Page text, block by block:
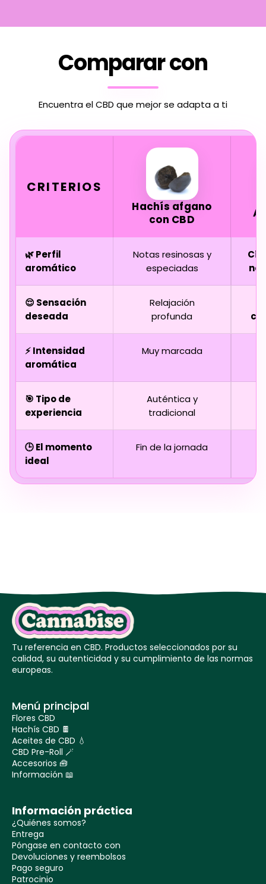
Comparar con
Encuentra el CBD que mejor se adapta a ti
CRITERIOS
Hachís afgano
con CBD
🌿 Perfil
aromático
Notas resinosas y
especiadas
😌 Sensación
deseada
Relajación
profunda
⚡ Intensidad
aromática
Muy marcada
🎯 Tipo de
experiencia
Auténtica y
tradicional
🕒 El momento
ideal
Fin de la jornada
Tu referencia en CBD. Productos seleccionados por su
calidad, su autenticidad y su cumplimiento de las normas
europeas.
Menú principal
Flores CBD
Hachís CBD 🍫
Aceites de CBD 💧
CBD Pre-Roll 🪄
Accesorios 🧰
Información 📖
Información práctica
¿Quiénes somos?
Entrega
Póngase en contacto con
Devoluciones y reembolsos
Pago seguro
Patrocinio